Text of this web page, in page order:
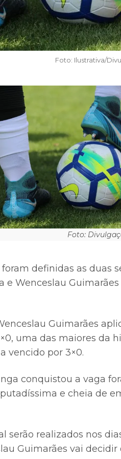
Foto: Ilustrativa/
Foto:
foram definidas as duas
e Wenceslau
Guimarães
uma das maiores da
vencido por 3×0.
conquistou a vaga
e cheia de
serão realizados nos
Guimarães vai decidir